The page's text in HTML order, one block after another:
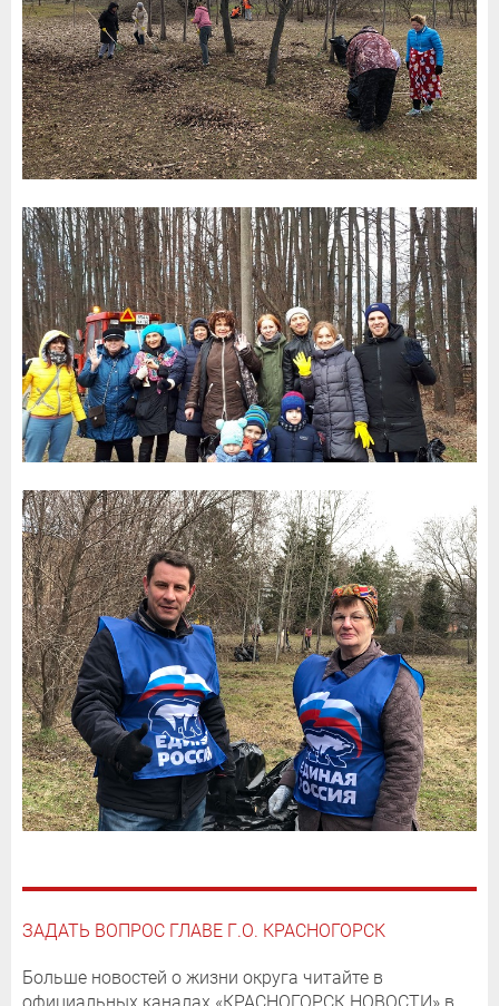
ЗАДАТЬ ВОПРОС ГЛАВЕ Г.О. КРАСНОГОРСК
Больше новостей о жизни округа читайте в